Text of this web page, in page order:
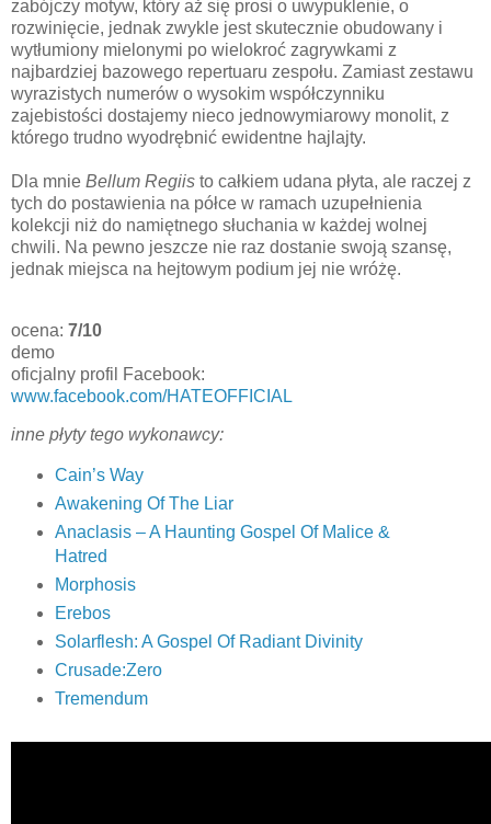
zabójczy motyw, który aż się prosi o uwypuklenie, o
rozwinięcie, jednak zwykle jest skutecznie obudowany i
wytłumiony mielonymi po wielokroć zagrywkami z
najbardziej bazowego repertuaru zespołu. Zamiast zestawu
wyrazistych numerów o wysokim współczynniku
zajebistości dostajemy nieco jednowymiarowy monolit, z
którego trudno wyodrębnić ewidentne hajlajty.
Dla mnie Bellum Regiis to całkiem udana płyta, ale raczej z
tych do postawienia na półce w ramach uzupełnienia
kolekcji niż do namiętnego słuchania w każdej wolnej
chwili. Na pewno jeszcze nie raz dostanie swoją szansę,
jednak miejsca na hejtowym podium jej nie wróżę.
ocena: 7/10
demo
oficjalny profil Facebook:
www.facebook.com/HATEOFFICIAL
inne płyty tego wykonawcy:
Cain’s Way
Awakening Of The Liar
Anaclasis – A Haunting Gospel Of Malice &
Hatred
Morphosis
Erebos
Solarflesh: A Gospel Of Radiant Divinity
Crusade:Zero
Tremendum